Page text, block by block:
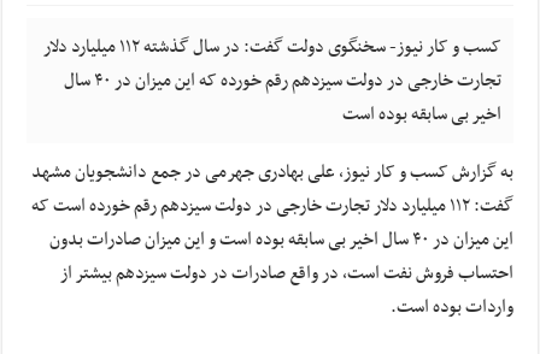
کسب و کار نیوز- سخنگوی دولت گفت: در سال گذشته ۱۱۲ میلیارد دلار
تجارت خارجی در دولت سیزدهم رقم خورده که این میزان در ۴۰ سال
اخیر بی سابقه بوده است
به گزارش کسب و کار نیوز، علی بهادری جهرمی در جمع دانشجویان مشهد
گفت: ۱۱۲ میلیارد دلار تجارت خارجی در دولت سیزدهم رقم خورده است که
این میزان در ۴۰ سال اخیر بی سابقه بوده است و این میزان صادرات بدون
احتساب فروش نفت است، در واقع صادرات در دولت سیزدهم بیشتر از
واردات بوده است.